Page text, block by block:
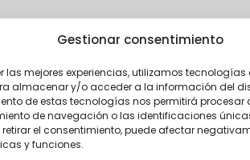
Gestionar consentimiento
las mejores experiencias, utilizamos
almacenar y/o acceder a la información del
de estas tecnologías nos permitirá procesar
de navegación o las identificaciones
el consentimiento, puede afectar
y funciones.